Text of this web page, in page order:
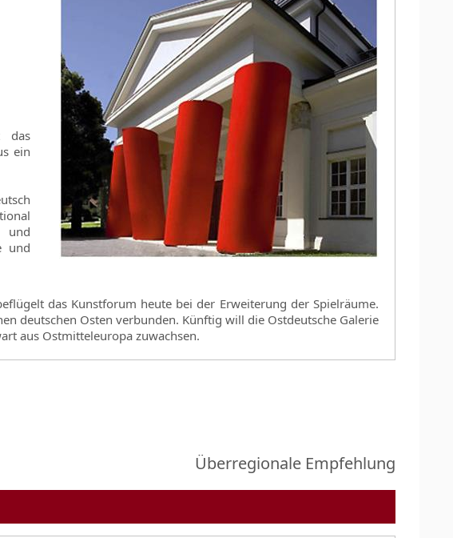
das
ein
und
und
das Kunstforum heute bei der Erweiterung der Spielräume.
deutschen Osten verbunden. Künftig will die Ostdeutsche Galerie
aus Ostmitteleuropa zuwachsen.
Überregionale Empfehlung